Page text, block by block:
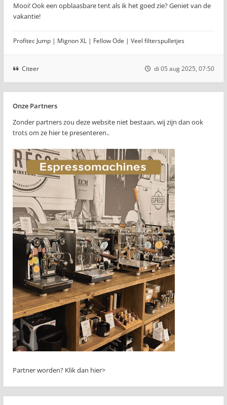
Mooi! Ook een opblaasbare tent als ik het goed zie? Geniet van de
vakantie!
Profitec Jump | Mignon XL | Fellow Ode | Veel filterspulletjes
Citeer di 05 aug 2025, 07:50
Onze Partners
Zonder partners zou deze website niet bestaan, wij zijn dan ook
trots om ze hier te presenteren..
Partner worden? Klik dan hier>